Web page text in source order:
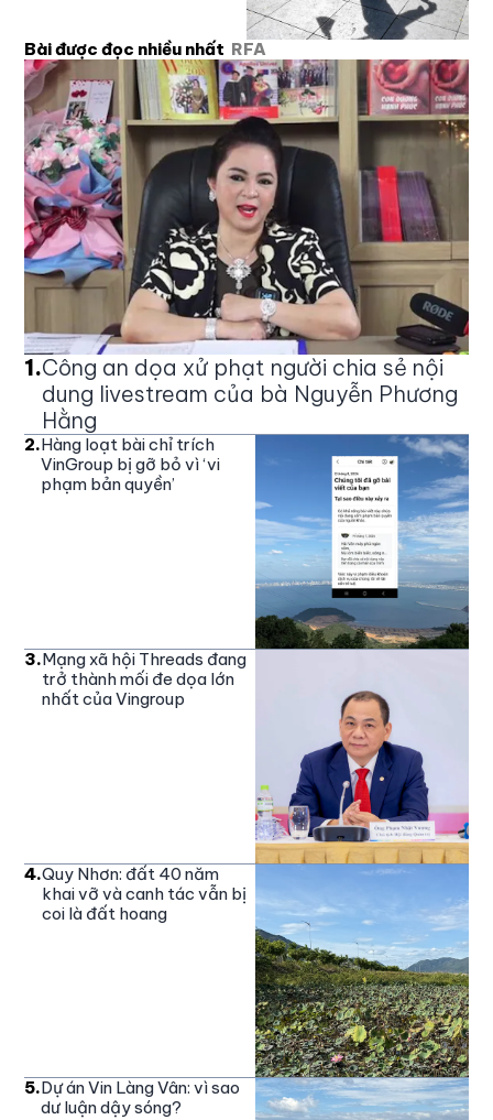
Bài được đọc nhiều nhất RFA
1.Công an dọa xử phạt người chia sẻ nội
dung livestream của bà Nguyễn Phương
Hằng
2.Hàng loạt bài chỉ trích
VinGroup bị gỡ bỏ vì ‘vi
phạm bản quyền’
3.Mạng xã hội Threads đang
trở thành mối đe dọa lớn
nhất của Vingroup
4.Quy Nhơn: đất 40 năm
khai vỡ và canh tác vẫn bị
coi là đất hoang
5.Dự án Vin Làng Vân: vì sao
dư luận dậy sóng?